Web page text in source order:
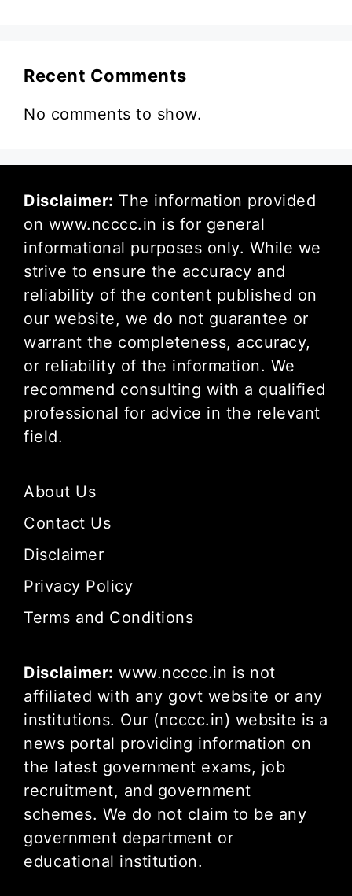
Recent Comments
No comments to show.
Disclaimer: The information provided
on www.ncccc.in is for general
informational purposes only. While we
strive to ensure the accuracy and
reliability of the content published on
our website, we do not guarantee or
warrant the completeness, accuracy,
or reliability of the information. We
recommend consulting with a qualified
professional for advice in the relevant
field.
About Us
Contact Us
Disclaimer
Privacy Policy
Terms and Conditions
Disclaimer: www.ncccc.in is not
affiliated with any govt website or any
institutions. Our (ncccc.in) website is a
news portal providing information on
the latest government exams, job
recruitment, and government
schemes. We do not claim to be any
government department or
educational institution.